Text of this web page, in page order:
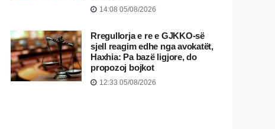
14:08 05/08/2026
Rregullorja e re e GJKKO-së
sjell reagim edhe nga avokatët,
Haxhia: Pa bazë ligjore, do
propozoj bojkot
12:33 05/08/2026